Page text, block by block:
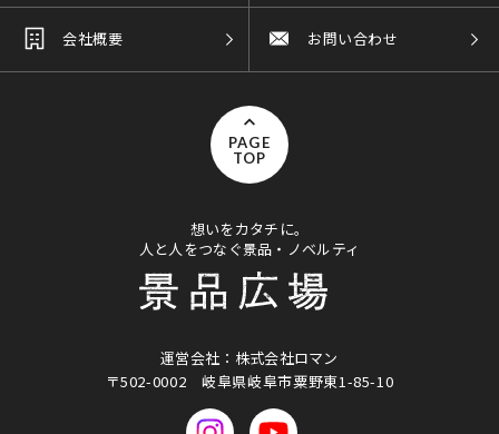
会社概要 お問い合わせ
PAGE
TOP
想いをカタチに。
人と人をつなぐ景品・ノベルティ
運営会社：株式会社ロマン
〒502-0002岐阜県岐阜市粟野東1-85-10